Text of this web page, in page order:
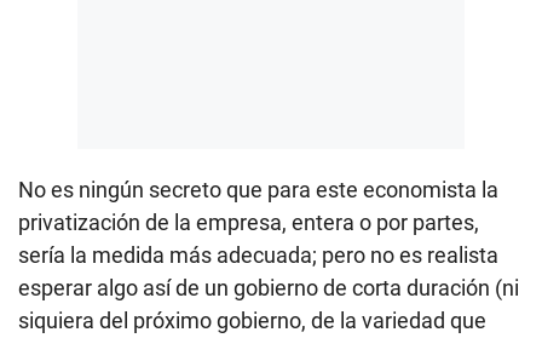
No es ningún secreto que para este economista la
privatización de la empresa, entera o por partes,
sería la medida más adecuada; pero no es realista
esperar algo así de un gobierno de corta duración (ni
siquiera del próximo gobierno, de la variedad que